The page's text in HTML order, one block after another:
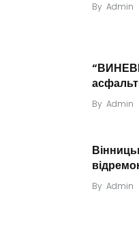
By Admin
By Admin
By Admin